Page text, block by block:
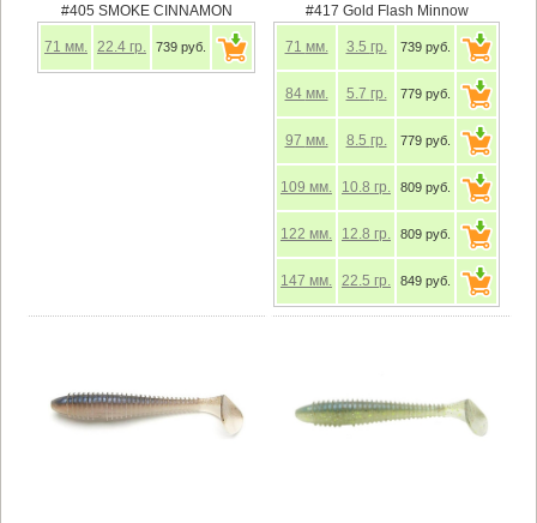
#405 SMOKE CINNAMON
71 мм. 22.4 гр. 739 руб.
#417 Gold Flash Minnow
71 мм. 3.5 гр. 739 руб.
84 мм. 5.7 гр. 779 руб.
97 мм. 8.5 гр. 779 руб.
109 мм. 10.8 гр. 809 руб.
122 мм. 12.8 гр. 809 руб.
147 мм. 22.5 гр. 849 руб.